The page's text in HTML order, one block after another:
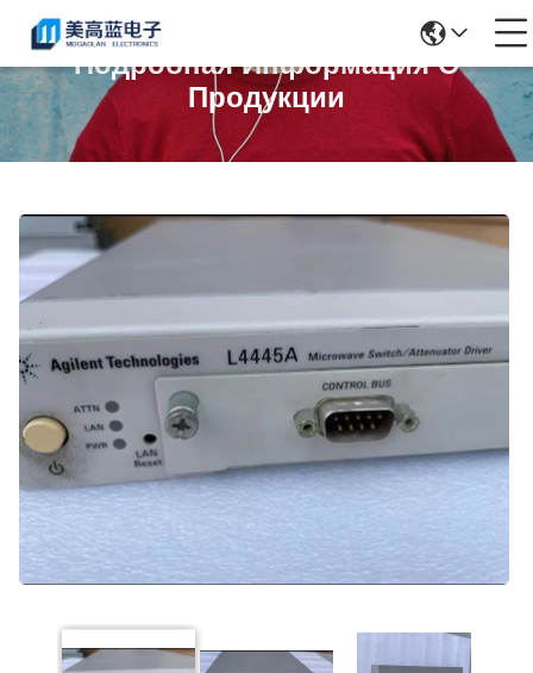
Подробная Информация О
Продукции